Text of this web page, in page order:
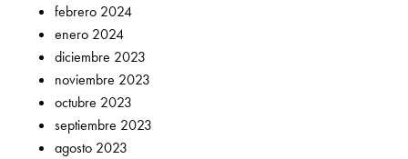
febrero 2024
enero 2024
diciembre 2023
noviembre 2023
octubre 2023
septiembre 2023
agosto 2023